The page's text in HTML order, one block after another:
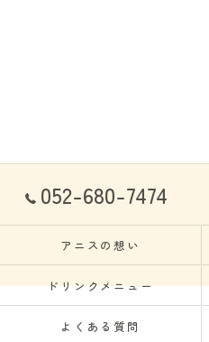
052-680-7474
アニスの想い
ドリンクメニュー
よくある質問